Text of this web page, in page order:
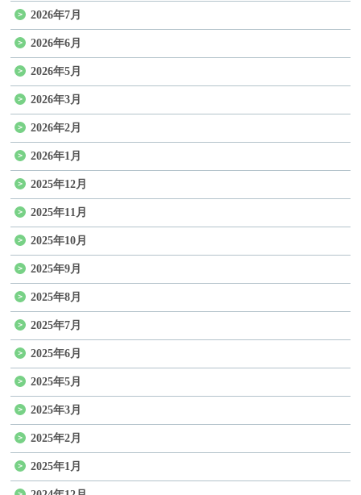
2026年7月
2026年6月
2026年5月
2026年3月
2026年2月
2026年1月
2025年12月
2025年11月
2025年10月
2025年9月
2025年8月
2025年7月
2025年6月
2025年5月
2025年3月
2025年2月
2025年1月